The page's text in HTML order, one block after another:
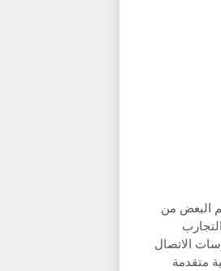
البعض من
الاتصال
متقدمة